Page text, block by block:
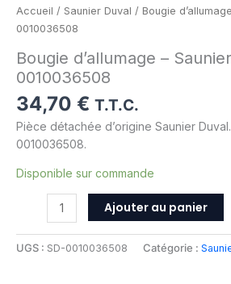
Accueil / Saunier Duval / Bougie
0010036508
Bougie d’allumage –
0010036508
34,70 € T.T.C.
Pièce détachée d’origine Saunier
0010036508.
Disponible sur commande
Ajouter au panier
UGS : SD-0010036508 Catégorie :